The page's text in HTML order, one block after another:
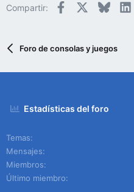
Compartir: Facebook
Foro de consolas y juegos
Estadísticas del foro
Temas
Mensajes
Miembros
Último miembro